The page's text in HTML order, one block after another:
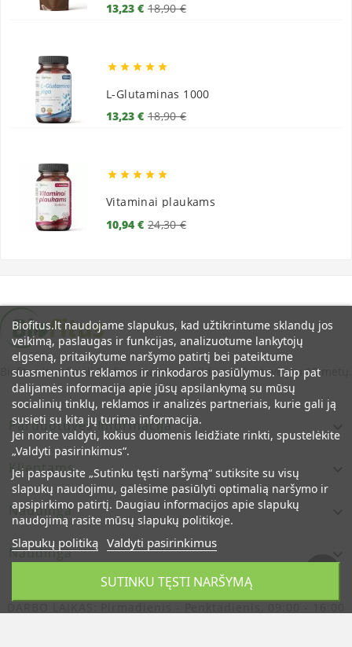
13,23 € 18,90 €
    
L-Glutaminas 1000
13,23 € 18,90 €
    
Vitaminai plaukams
10,94 € 24,30 €
Biofitus.lt - oficiali Biofitus maisto papildų parduotuvė jau 12 metų.
Parduotuvės Informacija 
Klientams
Naudinga
Naudinga
Biofitus.lt naudojame slapukus, kad užtikrintume sklandų jos
veikimą, paslaugas ir funkcijas, analizuotume lankytojų
elgseną, pritaikytume naršymo patirtį bei pateiktume
suasmenintus reklamos ir rinkodaros pasiūlymus. Taip pat
dalijamės informacija apie jūsų apsilankymą su mūsų
socialinių tinklų, reklamos ir analizės partneriais, kurie gali ją
susieti su kita jų turima informacija.
Jei norite valdyti, kokius duomenis leidžiate rinkti, spustelėkite
„Valdyti pasirinkimus“.
Jei paspausite „Sutinku tęsti naršymą“ sutiksite su visų
slapukų naudojimu, galėsime pasiūlyti optimalią naršymo ir
apsipirkimo patirtį. Daugiau informacijos apie slapukų
naudojimą rasite mūsų slapukų politikoje.
Slapukų politiką Valdyti pasirinkimus
SUTINKU TĘSTI NARŠYMĄ